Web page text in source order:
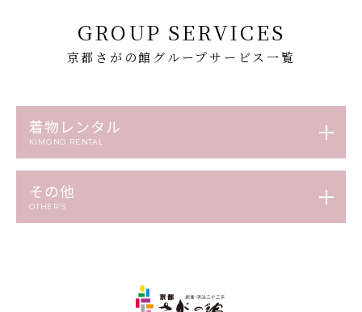
GROUP SERVICES
京都さがの館グループサービス一覧
着物レンタル
KIMONO RENTAL
その他
OTHER’S